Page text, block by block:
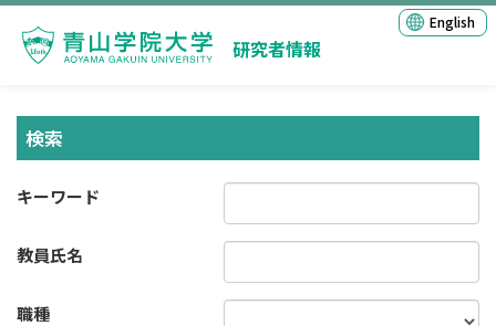
研究者情報
English
検索
キーワード
教員氏名
職種